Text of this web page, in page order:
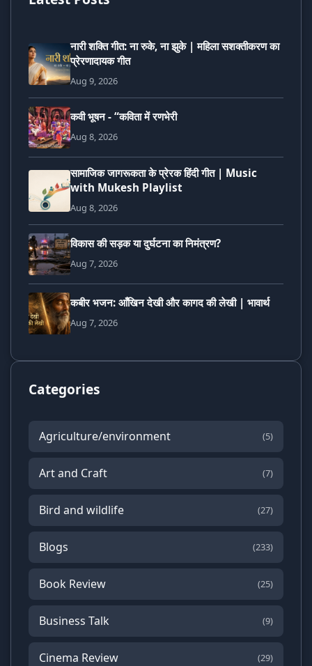
नारी शक्ति गीत: ना रुके, ना झुके | महिला सशक्तीकरण का
प्रेरणादायक गीत
Aug 9, 2026
कवी भूषन - “कविता में रणभेरी
Aug 8, 2026
सामाजिक जागरूकता के प्रेरक हिंदी गीत | Music
with Mukesh Playlist
Aug 8, 2026
विकास की सड़क या दुर्घटना का निमंत्रण?
Aug 7, 2026
कबीर भजन: आँखिन देखी और कागद की लेखी | भावार्थ
Aug 7, 2026
Categories
Agriculture/environment (5)
Art and Craft (7)
Bird and wildlife (27)
Blogs (233)
Book Review (25)
Business Talk (9)
Cinema Review (29)